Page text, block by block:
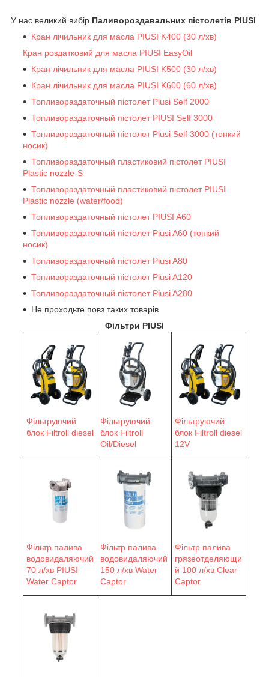
У нас великий вибір Паливороздавальних пістолетів PIUSI
Кран лічильник для масла PIUSI K400 (30 л/хв)
Кран роздатковий для масла PIUSI EasyOil
Кран лічильник для масла PIUSI K500 (30 л/хв)
Кран лічильник для масла PIUSI K600 (60 л/хв)
Топливораздаточный пістолет Piusi Self 2000
Топливораздаточный пістолет PIUSI Self 3000
Топливораздаточный пістолет Piusi Self 3000 (тонкий
носик)
Топливораздаточный пластиковий пістолет PIUSI
Plastic nozzle-S
Топливораздаточный пластиковий пістолет PIUSI
Plastic nozzle (water/food)
Топливораздаточный пістолет PIUSI A60
Топливораздаточный пістолет Piusi A60 (тонкий
носик)
Топливораздаточный пістолет Piusi A80
Топливораздаточный пістолет Piusi A120
Топливораздаточный пістолет Piusi A280
Не проходьте повз таких товарів
Фільтри PIUSI
Фільтруючий
блок Filtroll diesel
Фільтруючий
блок Filtroll
Oil/Diesel
Фільтруючий
блок Filtroll diesel
12V
Фільтр палива
водовидаляючий
70 л/хв PIUSI
Water Сaptor
Фільтр палива
водовидаляючий
150 л/хв Water
Сaptor
Фільтр палива
грязеотделяющи
й 100 л/хв Clear
Captor